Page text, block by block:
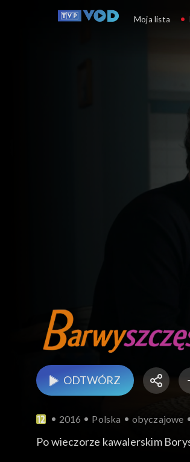
ODTWÓRZ
2016 Polska obyczajowe
Po wieczorze kawalerskim
Moja lista